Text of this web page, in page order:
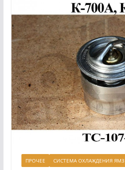
ПРОЧЕЕ СИСТЕМА ОХЛАЖДЕНИЯ ЯМЗ